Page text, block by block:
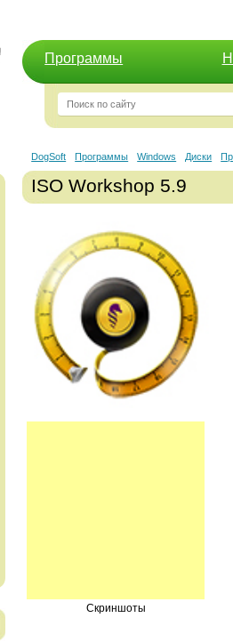
Программы
DogSoft Программы Windows Диски
ISO Workshop 5.9
Скриншоты